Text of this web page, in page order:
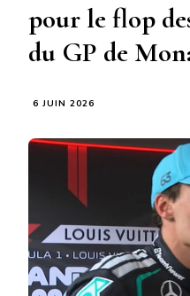
pour le flop
du GP de
6 JUIN 2026